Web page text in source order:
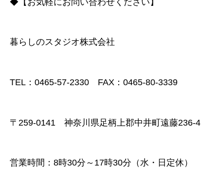
暮らしのスタジオ株式会社
TEL：0465-57-2330 FAX：0465-80-3339
〒259-0141 神奈川県足柄上郡中井町遠藤236-4
営業時間：8時30分～17時30分（水・日定休）